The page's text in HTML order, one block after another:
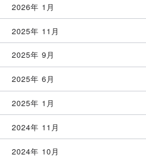
2026年 1月
2025年 11月
2025年 9月
2025年 6月
2025年 1月
2024年 11月
2024年 10月